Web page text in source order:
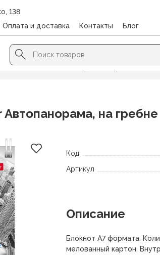
138
Оплата и доставка Контакты Блог
Search
for:
Search Button
/Блокноты, органайзеры,
на гребне
Код
Артикул
Описание
Блокнот А7 формата.
мелованный картон.